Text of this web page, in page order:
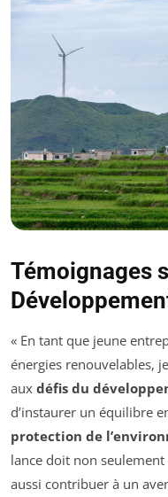
Témoignages
« En tant que jeune
énergies renouvelables,
aux défis du
d’instaurer un équilibre
protection de
lance doit non
aussi contribuer à un